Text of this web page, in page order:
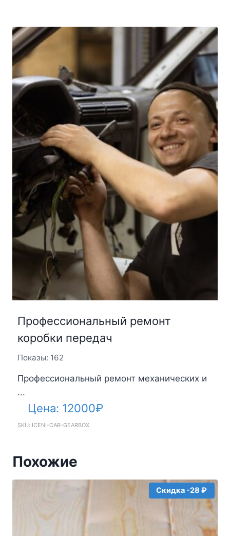
Профессиональный ремонт
коробки передач
Показы: 162
Профессиональный ремонт механических и
...
Цена: 12000₽
SKU: ICENI-CAR-GEARBOX
Похожие
Скидка -28 ₽